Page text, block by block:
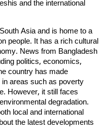
and the international
Asia and is home to a
people. It has a rich cultural
News from Bangladesh
politics, economics,
country has made
areas such as poverty
However, it still faces
degradation.
local and international
the latest developments